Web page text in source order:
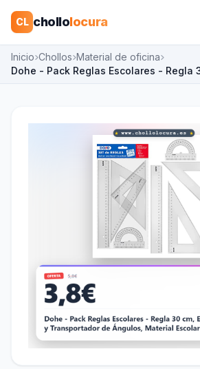
CL chollolocura
Inicio Chollos Material de oficina
Dohe - Pack Reglas Escolares - Regla